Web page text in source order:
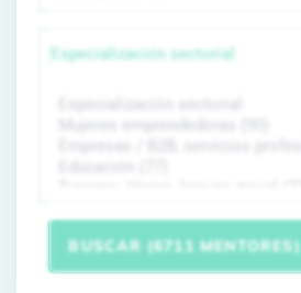
Especialización sectorial
BUSCAR (6711 MENTORES)